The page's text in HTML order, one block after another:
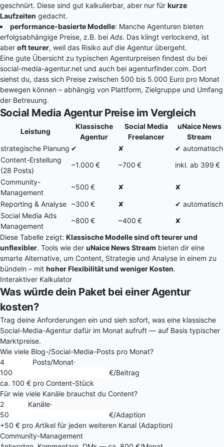
geschnürt. Diese sind gut kalkulierbar, aber nur für kurze
Laufzeiten gedacht.
performance-basierte Modelle: Manche Agenturen bieten
erfolgsabhängige Preise, z.B. bei Ads. Das klingt verlockend, ist
aber oft teurer, weil das Risiko auf die Agentur übergeht.
Eine gute Übersicht zu typischen Agenturpreisen findest du bei
social-media-agentur.net und auch bei agenturfinder.com. Dort
siehst du, dass sich Preise zwischen 500 bis 5.000 Euro pro Monat
bewegen können – abhängig von Plattform, Zielgruppe und Umfang
der Betreuung.
Social Media Agentur Preise im Vergleich
Leistung
Klassische
Agentur
Social Media
Freelancer
uNaice News
Stream
strategische Planung ✔ ✘
✔ automatisch
Content-Erstellung
(28 Posts)
~1.000 € ~700 €
inkl. ab 399 €
Community-
Management
~500 € ✘
✘
Reporting & Analyse ~300 € ✘
✔ automatisch
Social Media Ads
Management
~800 € ~400 €
✘
Diese Tabelle zeigt: Klassische Modelle sind oft teurer und
unflexibler. Tools wie der uNaice News Stream bieten dir eine
smarte Alternative, um Content, Strategie und Analyse in einem zu
bündeln – mit hoher Flexibilität und weniger Kosten.
Interaktiver Kalkulator
Was würde dein Paket bei einer Agentur
kosten?
Trag deine Anforderungen ein und sieh sofort, was eine klassische
Social-Media-Agentur dafür im Monat aufruft — auf Basis typischer
Marktpreise.
Wie viele Blog-/Social-Media-Posts pro Monat?
Posts/Monat·
€/Beitrag
ca. 100 € pro Content-Stück
Für wie viele Kanäle brauchst du Content?
Kanäle·
€/Adaption
+50 € pro Artikel für jeden weiteren Kanal (Adaption)
Community-Management